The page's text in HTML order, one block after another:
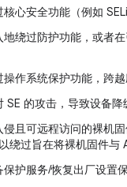
心安全功能（例如
绕过防护功能，或者
作系统保护功能，跨
SE 的攻击，导致设备
且可远程访问的裸机
绕过旨在将裸机固件与
护服务/恢复出厂设置